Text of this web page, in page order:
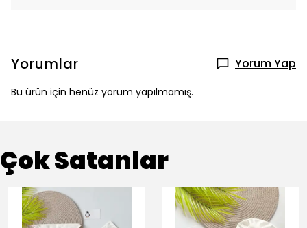
Yorumlar Yorum Yap
Bu ürün için henüz yorum yapılmamış.
Çok Satanlar